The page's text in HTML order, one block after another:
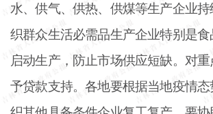
水、供气、供热、供煤等生产企业
织群众生活必需品生产企业特别是
启动生产，防止市场供应短缺。对
予贷款支持。各地要根据当地疫情态